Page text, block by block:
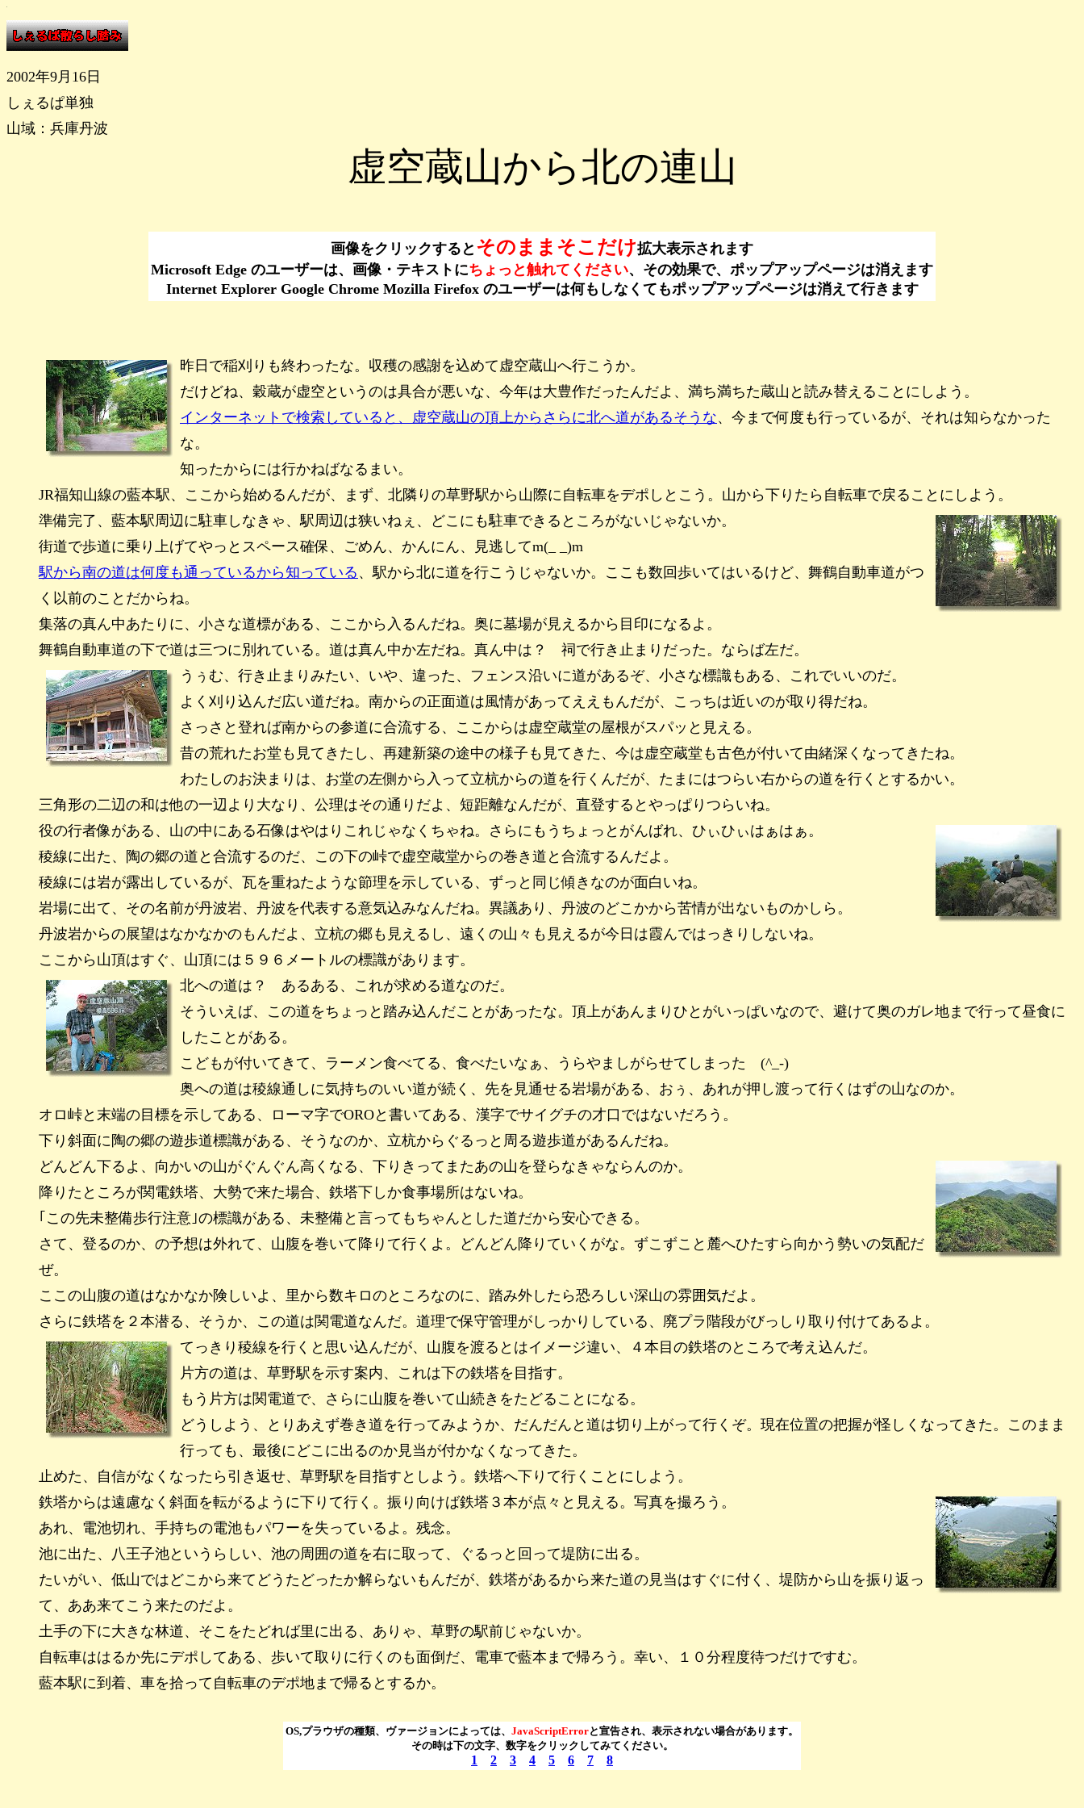
2002年9月16日
しぇるぱ単独
山域：兵庫丹波
虚空蔵山から北の連山
画像をクリックすると そのままそこだけ拡大表示されます
Microsoft Edge のユーザーは、画像・テキストにちょっと触れてください、その効果で、ポップアップページは消えます
Internet Explorer Google Chrome Mozilla Firefox のユーザーは何もしなくてもポップアップページは消えて行きます
昨日で稲刈りも終わったな。収穫の感謝を込めて虚空蔵山へ行こうか。
だけどね、穀蔵が虚空というのは具合が悪いな、今年は大豊作だったんだよ、満ち満ちた蔵山と読み替えることにしよう。
インターネットで検索していると、虚空蔵山の頂上からさらに北へ道があるそうな、今まで何度も行っているが、それは知らなかった
な。
知ったからには行かねばなるまい。
JR福知山線の藍本駅、ここから始めるんだが、まず、北隣りの草野駅から山際に自転車をデポしとこう。山から下りたら自転車で戻ることにしよう。
準備完了、藍本駅周辺に駐車しなきゃ、駅周辺は狭いねぇ、どこにも駐車できるところがないじゃないか。
街道で歩道に乗り上げてやっとスペース確保、ごめん、かんにん、見逃してm(_ _)m
駅から南の道は何度も通っているから知っている 、駅から北に道を行こうじゃないか。ここも数回歩いてはいるけど、舞鶴自動車道がつ
く以前のことだからね。
集落の真ん中あたりに、小さな道標がある、ここから入るんだね。奥に墓場が見えるから目印になるよ。
舞鶴自動車道の下で道は三つに別れている。道は真ん中か左だね。真ん中は？ 祠で行き止まりだった。ならば左だ。
うぅむ、行き止まりみたい、いや、違った、フェンス沿いに道があるぞ、小さな標識もある、これでいいのだ。
よく刈り込んだ広い道だね。南からの正面道は風情があってええもんだが、こっちは近いのが取り得だね。
さっさと登れば南からの参道に合流する、ここからは虚空蔵堂の屋根がスパッと見える。
昔の荒れたお堂も見てきたし、再建新築の途中の様子も見てきた、今は虚空蔵堂も古色が付いて由緒深くなってきたね。
わたしのお決まりは、お堂の左側から入って立杭からの道を行くんだが、たまにはつらい右からの道を行くとするかい。
三角形の二辺の和は他の一辺より大なり、公理はその通りだよ、短距離なんだが、直登するとやっぱりつらいね。
役の行者像がある、山の中にある石像はやはりこれじゃなくちゃね。さらにもうちょっとがんばれ、ひぃひぃはぁはぁ。
稜線に出た、陶の郷の道と合流するのだ、この下の峠で虚空蔵堂からの巻き道と合流するんだよ。
稜線には岩が露出しているが、瓦を重ねたような節理を示している、ずっと同じ傾きなのが面白いね。
岩場に出て、その名前が丹波岩、丹波を代表する意気込みなんだね。異議あり、丹波のどこかから苦情が出ないものかしら。
丹波岩からの展望はなかなかのもんだよ、立杭の郷も見えるし、遠くの山々も見えるが今日は霞んではっきりしないね。
ここから山頂はすぐ、山頂には５９６メートルの標識があります。
北への道は？ あるある、これが求める道なのだ。
そういえば、この道をちょっと踏み込んだことがあったな。頂上があんまりひとがいっぱいなので、避けて奥のガレ地まで行って昼食に
したことがある。
こどもが付いてきて、ラーメン食べてる、食べたいなぁ、うらやましがらせてしまった (^_-)
奥への道は稜線通しに気持ちのいい道が続く、先を見通せる岩場がある、おぅ、あれが押し渡って行くはずの山なのか。
オロ峠と末端の目標を示してある、ローマ字でOROと書いてある、漢字でサイグチの才口ではないだろう。
下り斜面に陶の郷の遊歩道標識がある、そうなのか、立杭からぐるっと周る遊歩道があるんだね。
どんどん下るよ、向かいの山がぐんぐん高くなる、下りきってまたあの山を登らなきゃならんのか。
降りたところが関電鉄塔、大勢で来た場合、鉄塔下しか食事場所はないね。
｢この先未整備歩行注意｣の標識がある、未整備と言ってもちゃんとした道だから安心できる。
さて、登るのか、の予想は外れて、山腹を巻いて降りて行くよ。どんどん降りていくがな。ずこずこと麓へひたすら向かう勢いの気配だ
ぜ。
ここの山腹の道はなかなか険しいよ、里から数キロのところなのに、踏み外したら恐ろしい深山の雰囲気だよ。
さらに鉄塔を２本潜る、そうか、この道は関電道なんだ。道理で保守管理がしっかりしている、廃プラ階段がびっしり取り付けてあるよ。
てっきり稜線を行くと思い込んだが、山腹を渡るとはイメージ違い、４本目の鉄塔のところで考え込んだ。
片方の道は、草野駅を示す案内、これは下の鉄塔を目指す。
もう片方は関電道で、さらに山腹を巻いて山続きをたどることになる。
どうしよう、とりあえず巻き道を行ってみようか、だんだんと道は切り上がって行くぞ。現在位置の把握が怪しくなってきた。このまま
行っても、最後にどこに出るのか見当が付かなくなってきた。
止めた、自信がなくなったら引き返せ、草野駅を目指すとしよう。鉄塔へ下りて行くことにしよう。
鉄塔からは遠慮なく斜面を転がるように下りて行く。振り向けば鉄塔３本が点々と見える。写真を撮ろう。
あれ、電池切れ、手持ちの電池もパワーを失っているよ。残念。
池に出た、八王子池というらしい、池の周囲の道を右に取って、ぐるっと回って堤防に出る。
たいがい、低山ではどこから来てどうたどったか解らないもんだが、鉄塔があるから来た道の見当はすぐに付く、堤防から山を振り返っ
て、ああ来てこう来たのだよ。
土手の下に大きな林道、そこをたどれば里に出る、ありゃ、草野の駅前じゃないか。
自転車ははるか先にデポしてある、歩いて取りに行くのも面倒だ、電車で藍本まで帰ろう。幸い、１０分程度待つだけですむ。
藍本駅に到着、車を拾って自転車のデポ地まで帰るとするか。
OS,プラウザの種類、ヴァージョンによっては、 JavaScriptErrorと宣告され、表示されない場合があります。
その時は下の文字、数字をクリックしてみてください。
1 2 3 4 5 6 7 8